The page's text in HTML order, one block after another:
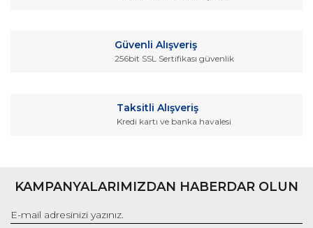
Gönder
Güvenli Alışveriş
256bit SSL Sertifikası güvenlik
Taksitli Alışveriş
Kredi kartı ve banka havalesi
KAMPANYALARIMIZDAN HABERDAR OLUN